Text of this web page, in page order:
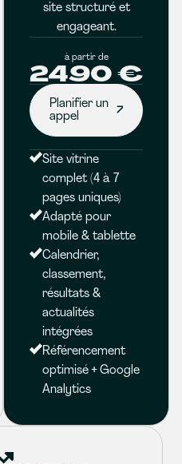
site structuré et
engageant.
à partir de
2490 €
Planifier un
appel
Site vitrine
complet (4 à 7
pages uniques)
Adapté pour
mobile & tablette
Calendrier,
classement,
résultats &
actualités
intégrées
Référencement
optimisé + Google
Analytics